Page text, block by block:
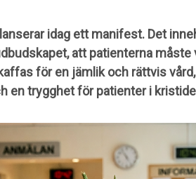
idag ett manifest. Det
att patienterna måste
för en jämlik och rättvis
en trygghet för patienter i